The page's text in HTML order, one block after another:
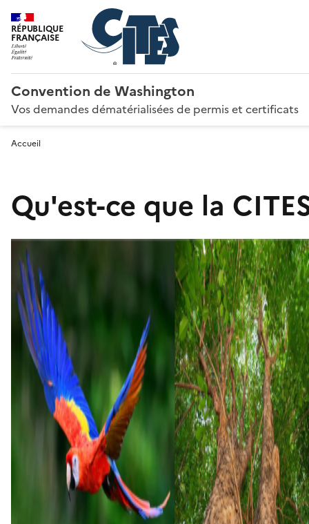
RÉPUBLIQUE
FRANÇAISE
Convention de Washington
Vos demandes dématérialisées de permis et certificats
Accueil
Qu'est-ce que la